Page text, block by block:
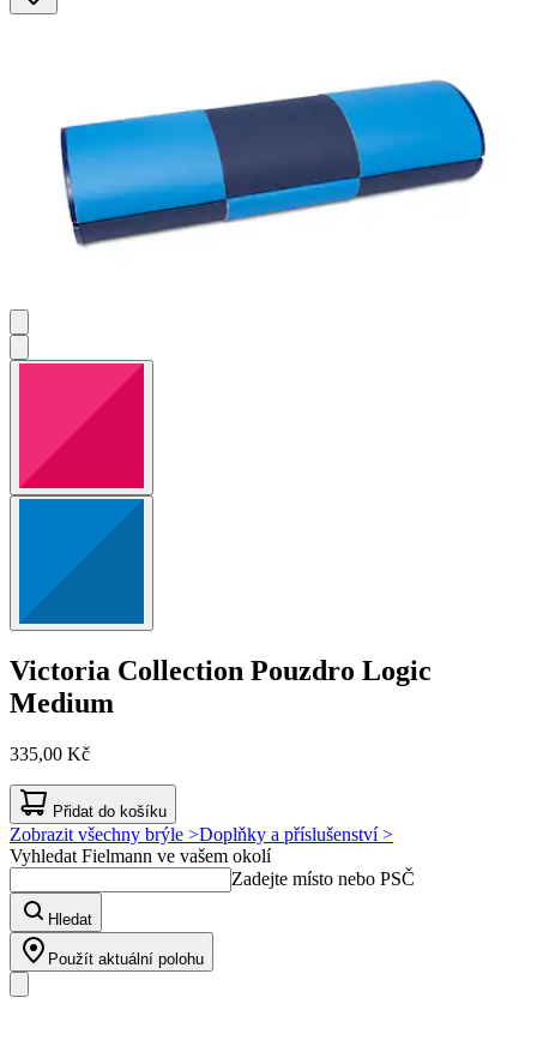
Victoria Collection Pouzdro Logic
Medium
335,00 Kč
Přidat do košíku
Zobrazit všechny brýle >Doplňky a příslušenství >
Vyhledat Fielmann ve vašem okolí
Zadejte místo nebo PSČ
Hledat
Použít aktuální polohu